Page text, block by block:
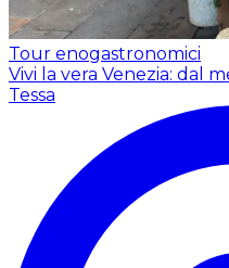
Tour enogastronomici
Vivi la vera Venezia: dal
Tessa